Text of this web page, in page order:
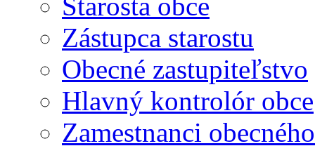
Starosta obce
Zástupca starostu
Obecné zastupiteľstvo
Hlavný kontrolór obce
Zamestnanci